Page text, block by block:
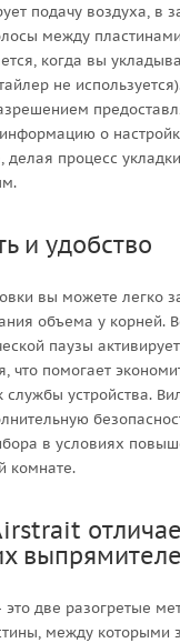
подачу воздуха, в
между
когда вы
не
о
делая процесс
и удобство
вы можете легко
объема у корней.
паузы
что помогает
устройства.
в условиях
комнате.
две разогретые
между которыми